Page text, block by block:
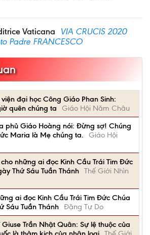
Vaticana
VIA CRUCIS 2020
Padre FRANCESCO
đại học Công Giáo Phan Sinh:
quên chúng ta
Giáo Hội Năm Châu
phủ Giáo Hoàng nói: Đừng sợ! Chúng
Maria là Mẹ chúng ta.
Giáo Hội
những ai đọc Kinh Cầu Trái Tim Đức
Thứ Sáu Tuần Thánh Thế Giới Nhìn
ai đọc Kinh Cầu Trái Tim Đức Chúa
Sáu Tuần Thánh Đặng Tự Do
Trần Nhật Quân: Sự lệ thuộc của